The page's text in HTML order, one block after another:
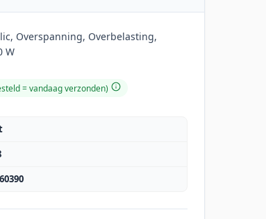
Overspanning, Overbelasting,
W
= vandaag verzonden)